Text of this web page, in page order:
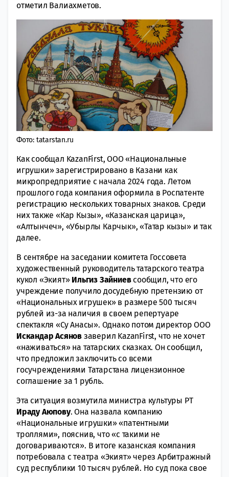
отметил Валиахметов.
Фото: tatarstan.ru
Как сообщал KazanFirst, ООО «Национальные
игрушки» зарегистрировано в Казани как
микропредприятие с начала 2024 года. Летом
прошлого года компания оформила в Роспатенте
регистрацию нескольких товарных знаков. Среди
них также «Кар Кызы», «Казанская царица»,
«Алтынчеч», «Убырлы Карчык», «Татар кызы» и так
далее.
В сентябре на заседании комитета Госсовета
художественный руководитель татарского театра
кукол «Экият» Ильгиз Зайниевсообщил, что его
учреждение получило досудебную претензию от
«Национальных игрушек» в размере 500 тысяч
рублей из-за наличия в своем репертуаре
спектакля «Су Анасы». Однако потом директор ООО
Искандар Асянов заверил KazanFirst, что не хочет
«наживаться» на татарских сказках. Он сообщил,
что предложил заключить со всеми
госучреждениями Татарстана лицензионное
соглашение за 1 рубль.
Эта ситуация возмутила министра культуры РТ
Ираду Аюпову. Она назвала компанию
«Национальные игрушки» «патентными
троллями», пояснив, что «с такими не
договариваются». В итоге казанская компания
потребовала с театра «Экият» через Арбитражный
суд республики 10 тысяч рублей. Но суд пока свое